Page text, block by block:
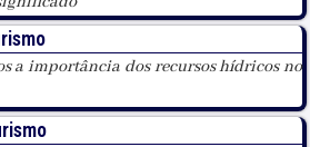
a importância dos recursos hídricos no